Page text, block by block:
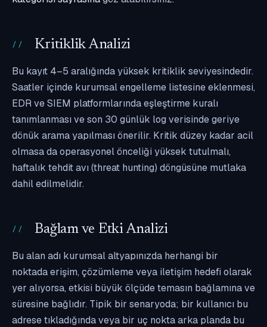
Kritiklik Analizi
Bu kayıt 4–5 aralığında yüksek kritiklik seviyesindedir.
Saatler içinde kurumsal engelleme listesine eklenmesi,
EDR ve SIEM platformlarında eşleştirme kuralı
tanımlanması ve son 30 günlük log verisinde geriye
dönük arama yapılması önerilir. Kritik düzey kadar acil
olmasa da operasyonel önceliği yüksek tutulmalı,
haftalık tehdit avı (threat hunting) döngüsüne mutlaka
dahil edilmelidir.
Bağlam ve Etki Analizi
Bu alan adı kurumsal altyapınızda herhangi bir
noktada erişim, çözümleme veya iletişim hedefi olarak
yer alıyorsa, etkisi büyük ölçüde temasın bağlamına ve
süresine bağlıdır. Tipik bir senaryoda; bir kullanıcı bu
adrese tıkladığında veya bir uç nokta arka planda bu